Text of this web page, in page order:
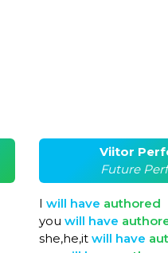
Viitor
Future
I will have authored
you will have
she,he,it will have